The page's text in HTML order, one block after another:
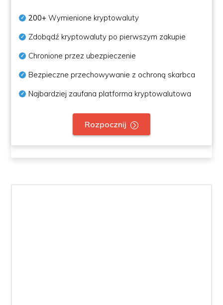
200+ Wymienione kryptowaluty
Zdobądź kryptowaluty po pierwszym zakupie
Chronione przez ubezpieczenie
Bezpieczne przechowywanie z ochroną skarbca
Najbardziej zaufana platforma kryptowalutowa
Rozpocznij